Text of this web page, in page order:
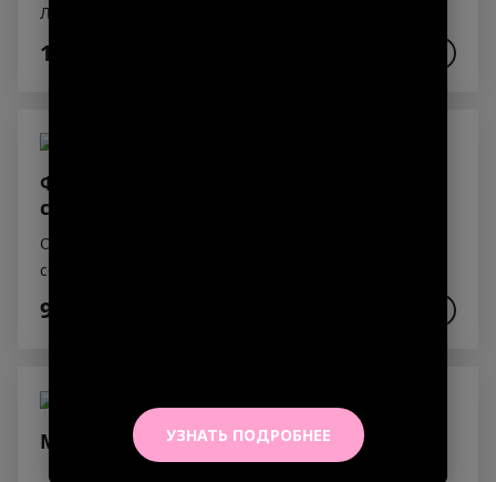
Лосось, сливочный сыр, огурец, рис, нори.
1 190₽
Филадельфия в огурце с соусом
спайси
Огурец,нори,сливочный сыр,ромейн,лосось,спайси
соус,фурикаке,унаги соус
950₽
Маки сливочныйУЗНАТЬ ПОДРОБНЕЕ